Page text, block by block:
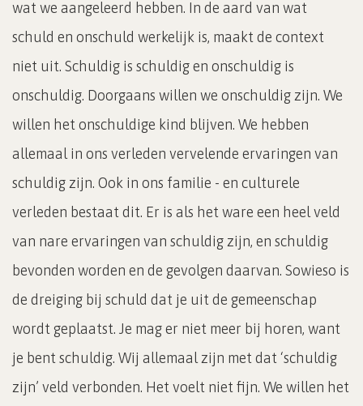
wat we aangeleerd hebben. In de aard van wat
schuld en onschuld werkelijk is, maakt de context
niet uit. Schuldig is schuldig en onschuldig is
onschuldig. Doorgaans willen we onschuldig zijn. We
willen het onschuldige kind blijven. We hebben
allemaal in ons verleden vervelende ervaringen van
schuldig zijn. Ook in ons familie - en culturele
verleden bestaat dit. Er is als het ware een heel veld
van nare ervaringen van schuldig zijn, en schuldig
bevonden worden en de gevolgen daarvan. Sowieso is
de dreiging bij schuld dat je uit de gemeenschap
wordt geplaatst. Je mag er niet meer bij horen, want
je bent schuldig. Wij allemaal zijn met dat ‘schuldig
zijn’ veld verbonden. Het voelt niet fijn. We willen het